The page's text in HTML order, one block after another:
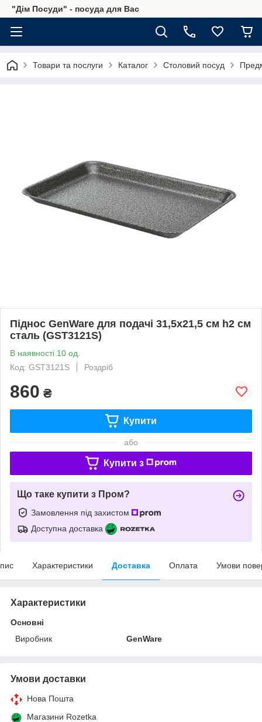
"Дім Посуди" - посуда для Вас
Товари та послуги Каталог Столовий посуд
Піднос GenWare для подачі 31,5х21,5 см h2 см
сталь (GST3121S)
В наявності 10 од.
Код: GST3121S
Роздріб
860 ₴
Купити
або
Купити з
Що таке купити з Пром?
Замовлення під захистом
Доступна доставка
Характеристики Доставка Оплата Умови
Характеристики
Основні
Виробник
GenWare
Умови доставки
Нова Пошта
Магазини Rozetka